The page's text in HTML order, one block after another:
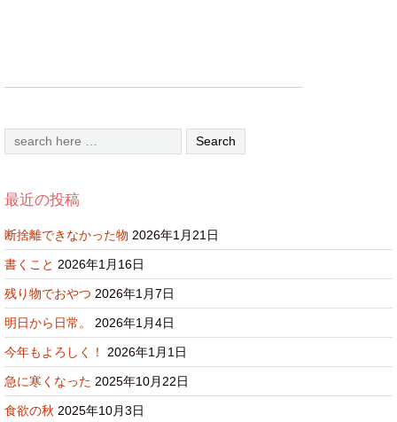
最近の投稿
断捨離できなかった物 2026年1月21日
書くこと 2026年1月16日
残り物でおやつ 2026年1月7日
明日から日常。 2026年1月4日
今年もよろしく！ 2026年1月1日
急に寒くなった 2025年10月22日
食欲の秋 2025年10月3日